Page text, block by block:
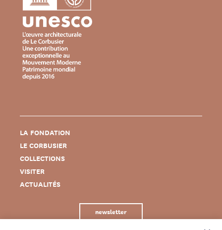
LA FONDATION
LE CORBUSIER
COLLECTIONS
VISITER
ACTUALITÉS
newsletter